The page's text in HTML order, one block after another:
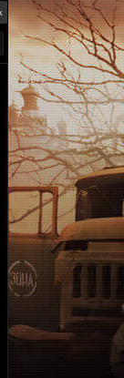
июнь 2020
работе